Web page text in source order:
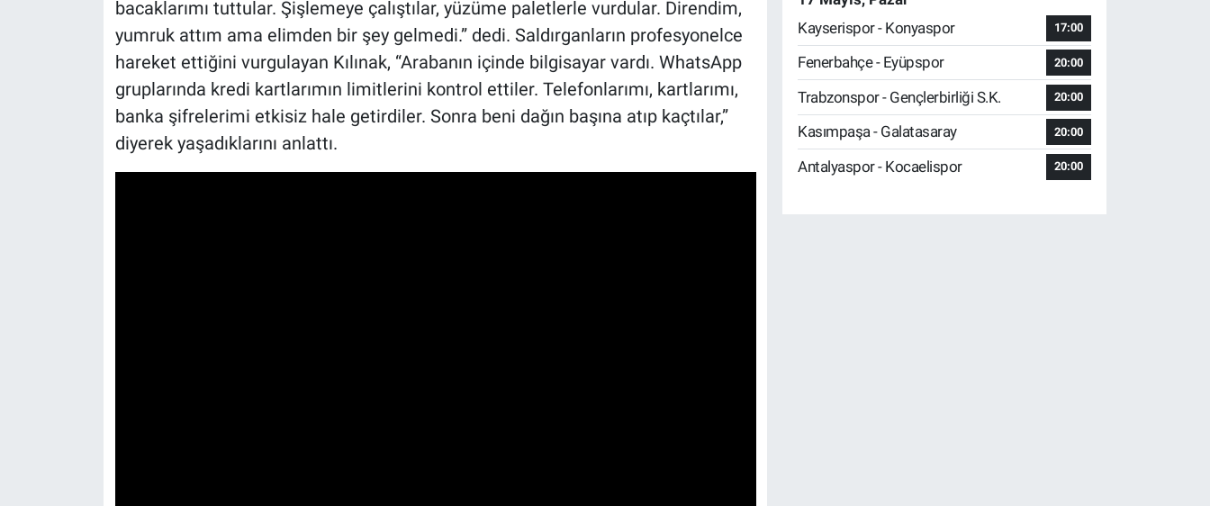
bacaklarımı tuttular. Şişlemeye çalıştılar, yüzüme paletlerle vurdular. Direndim,
yumruk attım ama elimden bir şey gelmedi.” dedi. Saldırganların profesyonelce
hareket ettiğini vurgulayan Kılınak, “Arabanın içinde bilgisayar vardı. WhatsApp
gruplarında kredi kartlarımın limitlerini kontrol ettiler. Telefonlarımı, kartlarımı,
banka şifrelerimi etkisiz hale getirdiler. Sonra beni dağın başına atıp kaçtılar,”
diyerek yaşadıklarını anlattı.
Kayserispor - Konyaspor
17:00
Fenerbahçe - Eyüpspor 20:00
Trabzonspor - Gençlerbirliği S.K. 20:00
Kasımpaşa - Galatasaray 20:00
Antalyaspor - Kocaelispor 20:00